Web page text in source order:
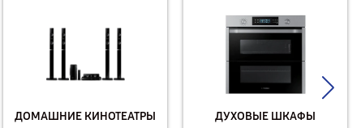
ДОМАШНИЕ КИНОТЕАТРЫ ДУХОВЫЕ ШКАФЫ